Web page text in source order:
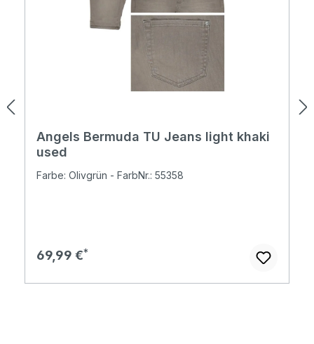
Angels Bermuda TU Jeans light khaki
used
Farbe: Olivgrün - FarbNr.: 55358
Regulärer Preis:
69,99 €